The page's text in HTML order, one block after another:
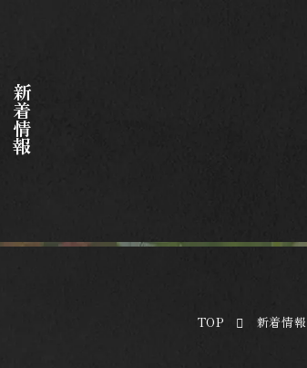
新着情報
TOP 新着情報